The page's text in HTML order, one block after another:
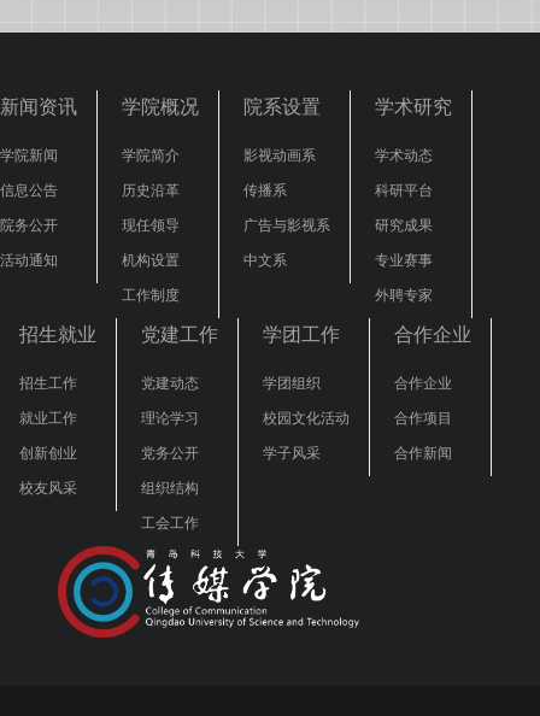
新闻资讯
学院新闻
信息公告
院务公开
活动通知
学院概况
学院简介
历史沿革
现任领导
机构设置
工作制度
院系设置
影视动画系
传播系
广告与影视系
中文系
学术研究
学术动态
科研平台
研究成果
专业赛事
外聘专家
招生就业
招生工作
就业工作
创新创业
校友风采
党建工作
党建动态
理论学习
党务公开
组织结构
工会工作
学团工作
学团组织
校园文化活动
学子风采
合作企业
合作企业
合作项目
合作新闻